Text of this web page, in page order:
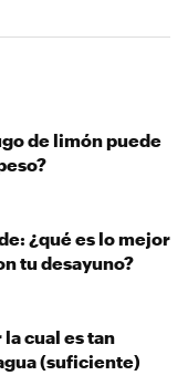
de limón puede
¿qué es lo mejor
tu desayuno?
la cual es tan
(suficiente)